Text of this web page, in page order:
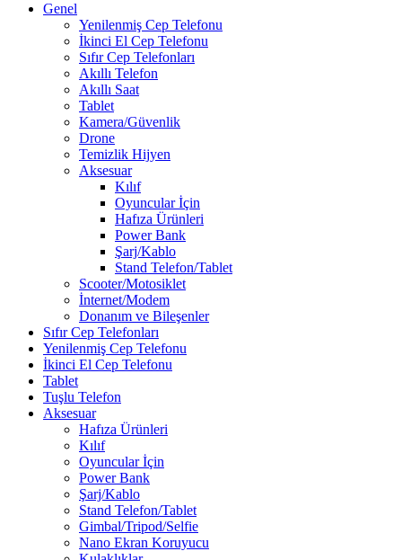
Genel
Yenilenmiş Cep Telefonu
İkinci El Cep Telefonu
Sıfır Cep Telefonları
Akıllı Telefon
Akıllı Saat
Tablet
Kamera/Güvenlik
Drone
Temizlik Hijyen
Aksesuar
Kılıf
Oyuncular İçin
Hafıza Ürünleri
Power Bank
Şarj/Kablo
Stand Telefon/Tablet
Scooter/Motosiklet
İnternet/Modem
Donanım ve Bileşenler
Sıfır Cep Telefonları
Yenilenmiş Cep Telefonu
İkinci El Cep Telefonu
Tablet
Tuşlu Telefon
Aksesuar
Hafıza Ürünleri
Kılıf
Oyuncular İçin
Power Bank
Şarj/Kablo
Stand Telefon/Tablet
Gimbal/Tripod/Selfie
Nano Ekran Koruyucu